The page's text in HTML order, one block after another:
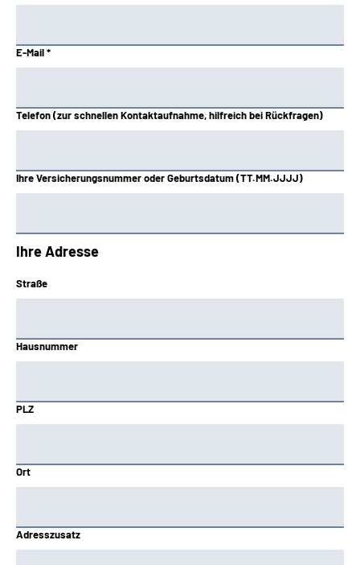
E-Mail *
Telefon (zur schnellen Kontaktaufnahme, hilfreich bei Rückfragen)
Ihre Versicherungsnummer oder Geburtsdatum (TT.MM.JJJJ)
Ihre Adresse
Straße
Hausnummer
PLZ
Ort
Adresszusatz